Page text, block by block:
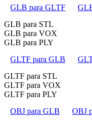
GLB para GLTF
GLB para STL
GLB para VOX
GLB para PLY
GLTF para GLB
GLTF para STL
GLTF para VOX
GLTF para PLY
OBJ para GLB
OBJ